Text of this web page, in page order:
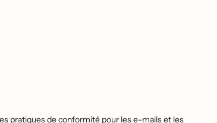
pratiques de conformité pour les e-mails et les